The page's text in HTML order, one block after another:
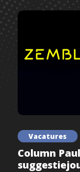
Vacatures
Column